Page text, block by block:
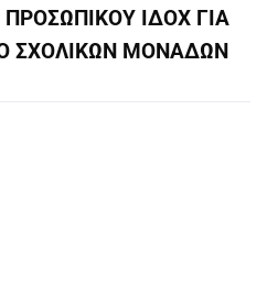
ΙΔΟΧ ΓΙΑ
ΣΧΟΛΙΚΩΝ ΜΟΝΑΔΩΝ